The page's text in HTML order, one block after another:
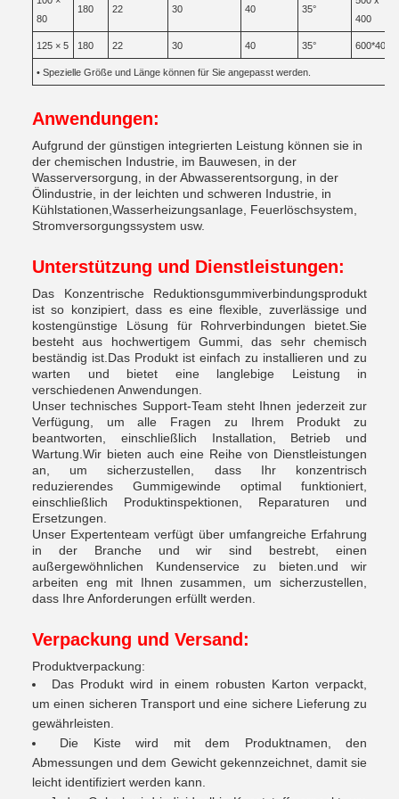
80
180 22 30 40 35°
400
125 × 5 180 22 30 40 35° 600*400
• Spezielle Größe und Länge können für Sie angepasst werden.
Anwendungen:
Aufgrund der günstigen integrierten Leistung können sie in
der chemischen Industrie, im Bauwesen, in der
Wasserversorgung, in der Abwasserentsorgung, in der
Ölindustrie, in der leichten und schweren Industrie, in
Kühlstationen,Wasserheizungsanlage, Feuerlöschsystem,
Stromversorgungssystem usw.
Unterstützung und Dienstleistungen:
Das Konzentrische Reduktionsgummiverbindungsprodukt
ist so konzipiert, dass es eine flexible, zuverlässige und
kostengünstige Lösung für Rohrverbindungen bietet.Sie
besteht aus hochwertigem Gummi, das sehr chemisch
beständig ist.Das Produkt ist einfach zu installieren und zu
warten und bietet eine langlebige Leistung in
verschiedenen Anwendungen.
Unser technisches Support-Team steht Ihnen jederzeit zur
Verfügung, um alle Fragen zu Ihrem Produkt zu
beantworten, einschließlich Installation, Betrieb und
Wartung.Wir bieten auch eine Reihe von Dienstleistungen
an, um sicherzustellen, dass Ihr konzentrisch
reduzierendes Gummigewinde optimal funktioniert,
einschließlich Produktinspektionen, Reparaturen und
Ersetzungen.
Unser Expertenteam verfügt über umfangreiche Erfahrung
in der Branche und wir sind bestrebt, einen
außergewöhnlichen Kundenservice zu bieten.und wir
arbeiten eng mit Ihnen zusammen, um sicherzustellen,
dass Ihre Anforderungen erfüllt werden.
Verpackung und Versand:
Produktverpackung:
Das Produkt wird in einem robusten Karton verpackt,
um einen sicheren Transport und eine sichere Lieferung zu
gewährleisten.
Die Kiste wird mit dem Produktnamen, den
Abmessungen und dem Gewicht gekennzeichnet, damit sie
leicht identifiziert werden kann.